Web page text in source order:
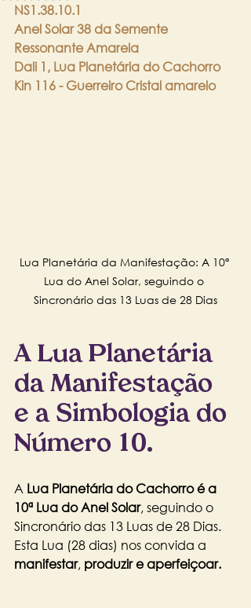
NS1.38.10.1
Anel Solar 38 da Semente
Ressonante Amarela
Dali 1, Lua Planetária do Cachorro
Kin 116 - Guerreiro Cristal amarelo
Lua Planetária da Manifestação: A 10ª
Lua do Anel Solar, seguindo o
Sincronário das 13 Luas de 28 Dias
A Lua Planetária
da Manifestação
e a Simbologia do
Número 10.
A Lua Planetária do Cachorro é a
10ª Lua do Anel Solar, seguindo o
Sincronário das 13 Luas de 28 Dias.
Esta Lua (28 dias) nos convida a
manifestar, produzir e aperfeiçoar.